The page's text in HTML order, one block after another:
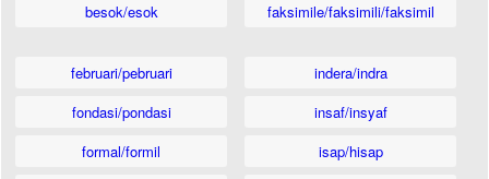
besok/esok
faksimile/faksimili/faksimil
februari/pebruari
fondasi/pondasi
formal/formil
indera/indra
insaf/insyaf
isap/hisap